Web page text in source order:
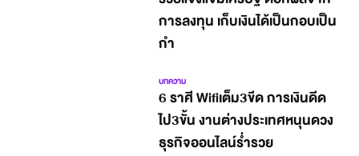
การลงทุน เก็บเงินได้เป็นกอบเป็น
กำ
บทความ
6 ราศี Wifiเต็ม3ขีด การเงินดีด
ไป3ขั้น งานต่างประเทศหนุนดวง
ธุรกิจออนไลน์ร่ำรวย